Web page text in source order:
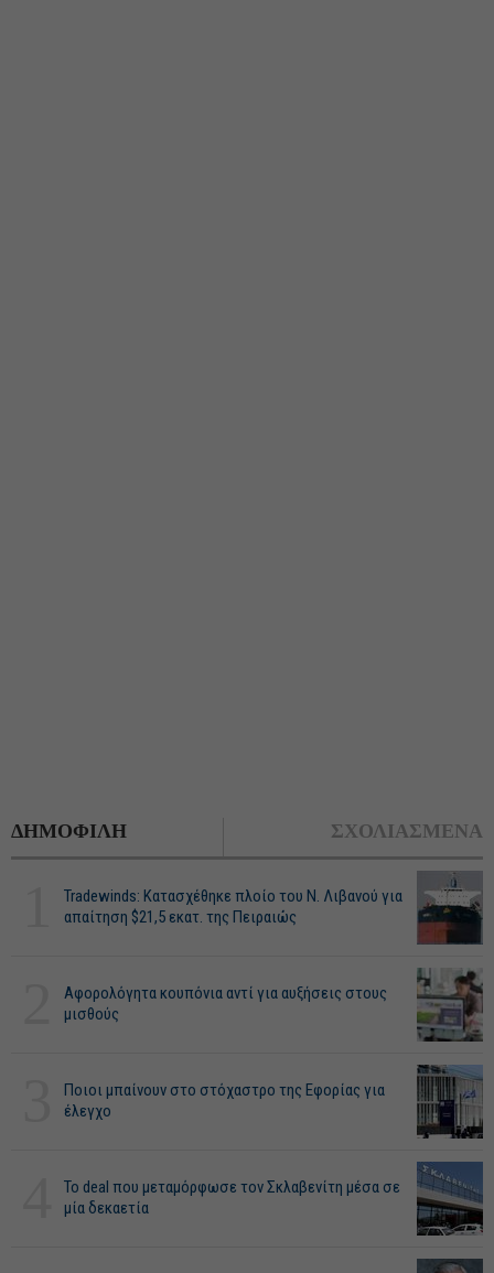
ΔΗΜΟΦΙΛΗ ΣΧΟΛΙΑΣΜΕΝΑ
Tradewinds: Κατασχέθηκε πλοίο του Ν. Λιβανού για
απαίτηση $21,5 εκατ. της Πειραιώς
Αφορολόγητα κουπόνια αντί για αυξήσεις στους
μισθούς
Ποιοι μπαίνουν στο στόχαστρο της Εφορίας για
έλεγχο
Το deal που μεταμόρφωσε τον Σκλαβενίτη μέσα σε
μία δεκαετία